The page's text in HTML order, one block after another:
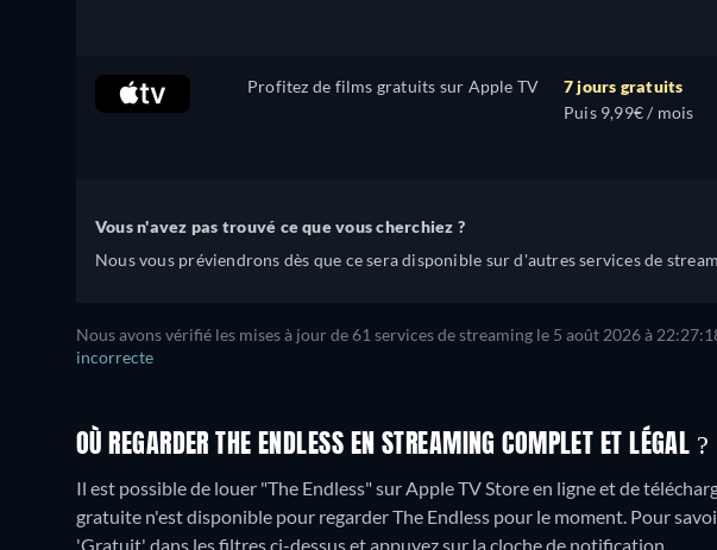
Profitez de films gratuits sur Apple TV
7 jours gratuits
Puis 9,99€ / mois
Vous n'avez pas trouvé ce que vous cherchiez ?
Nous vous préviendrons dès que ce sera disponible sur d'autres services de
Nous avons vérifié les mises à jour de 61 services de streaming le 5 août 2026 à
incorrecte
OÙ REGARDER THE ENDLESS EN STREAMING COMPLET ET LÉGAL ?
Il est possible de louer "The Endless" sur Apple TV Store en ligne et de
gratuite n'est disponible pour regarder The Endless pour le moment. Pour
'Gratuit' dans les filtres ci-dessus et appuyez sur la cloche de notification.